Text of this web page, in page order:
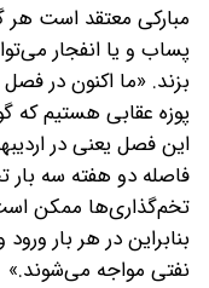
مبارکی معتقد است هر
پساب و یا انفجار
بزند. «ما اکنون در
پوزه عقابی هستیم که
این فصل یعنی در
فاصله دو هفته سه بار
تخم‌گذاری‌ها ممکن
بنابراین در هر بار
نفتی مواجه می‌شوند.»